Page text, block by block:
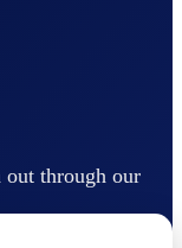
out through our